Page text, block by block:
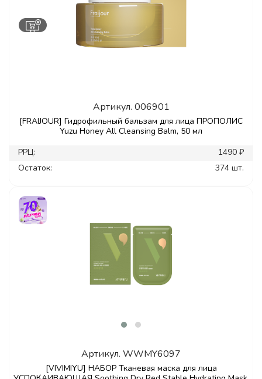
Артикул. 006901
[FRAIJOUR] Гидрофильный бальзам для лица ПРОПОЛИС
Yuzu Honey All Cleansing Balm, 50 мл
РРЦ:
1490 ₽
Остаток:
374 шт.
Артикул. WWMY6097
[VIVIMIYU] НАБОР Тканевая маска для лица